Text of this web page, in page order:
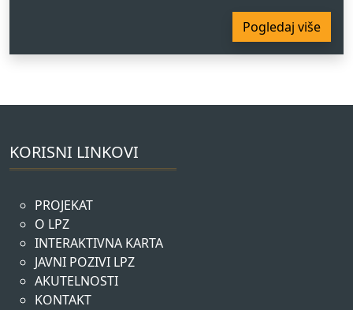
Pogledaj više
KORISNI LINKOVI
PROJEKAT
O LPZ
INTERAKTIVNA KARTA
JAVNI POZIVI LPZ
AKUTELNOSTI
KONTAKT